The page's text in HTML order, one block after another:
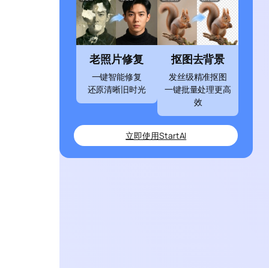
老照片修复
一键智能修复
还原清晰旧时光
抠图去背景
发丝级精准抠图
一键批量处理更高
效
立即使用StartAI